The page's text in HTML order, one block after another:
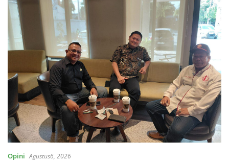
Opini Agustus6, 2026